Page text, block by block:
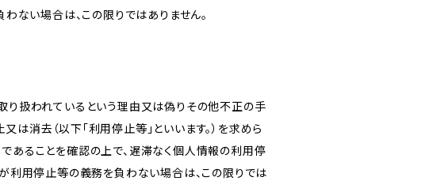
ない場合は、この限りではありません。
り扱われているという理由又は偽りその他不正の手
消去（以下「利用停止等」といいます。）を求めら
あることを確認の上で、遅滞なく個人情報の利用停
利用停止等の義務を負わない場合は、この限りでは